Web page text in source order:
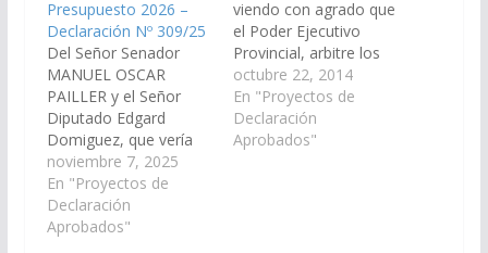
Presupuesto 2026 –
Declaración Nº 309/25
Del Señor Senador
MANUEL OSCAR
PAILLER y el Señor
Diputado Edgard
Domiguez, que vería
con agrado que el
Poder Ejecutivo
Provincial, a través del
Ministerio que
noviembre 7, 2025
En "Proyectos de
Declaración
Aprobados"
viendo con agrado que
el Poder Ejecutivo
Provincial, arbitre los
medios para que se
construya un cercado
perimetral en la
escuela técnica Nº
octubre 22, 2014
En "Proyectos de
Declaración
Aprobados"